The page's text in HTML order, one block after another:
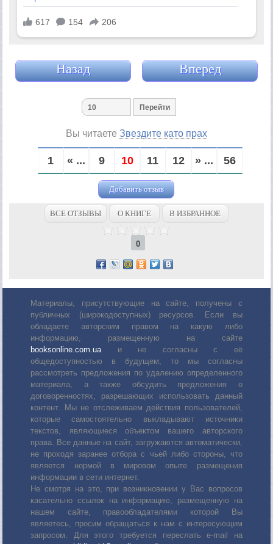
Назад Вперед
Вы читаете Звездите като прах
1 « ... 9 10 11 12 » ... 56
Добавить отзыв
ВСЕ ОТЗЫВЫ О КНИГЕ В ИЗБРАННОЕ
0
Материалы, присутствующие на сайте, получены с
публичных (широкодоступных) ресурсов. Если вы
обладаете авторским правом на какую либо
информацию, размещенную на сайте
booksonline.com.uaи не согласны с её
общедоступностью в будущем, то мы согласны
рассмотреть предложения по удалению определенного
материала, а также обсудить предложения о
договоренностях, разрешающих использовать данный
контент. Мы не отслеживаем действия пользователей,
которые самостоятельно выкладывают источники
текстов, являющиеся объектом вашего авторского
права. Все данные на сайт, загружаются автоматически,
не проходя заранее отбора с чьей либо стороны, что
является нормой в мировом опыте размещения
информации в сети интернет.
Не смотря на это, при возникновении у Вас вопросов
касательно ссылок на информацию, размещенную на
нашем сайте, правообладателями которой Вы
являетесь, просим обращаться к нам с интересующим
запросом. Для этого требуется переслать е-mail на